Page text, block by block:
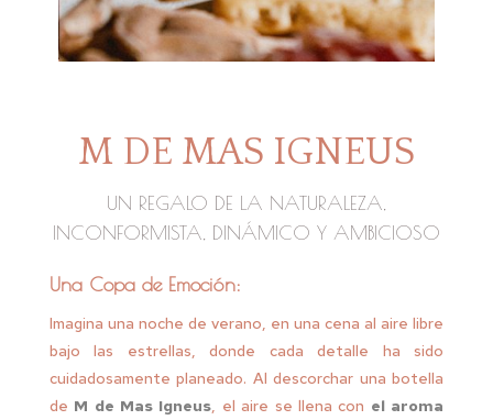
M DE MAS IGNEUS
UN REGALO DE LA NATURALEZA,
INCONFORMISTA, DINÁMICO Y AMBICIOSO
Una Copa de Emoción:
Imagina una noche de verano, en una cena al aire libre
bajo las estrellas, donde cada detalle ha sido
cuidadosamente planeado. Al descorchar una botella
de M de Mas Igneus, el aire se llena con el aroma